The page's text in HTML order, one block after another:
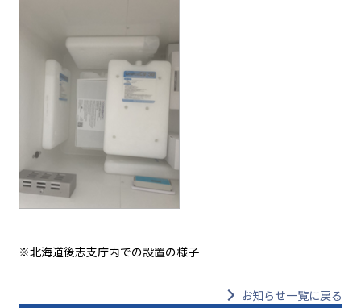
※北海道後志支庁内での設置の様子
お知らせ一覧に戻る